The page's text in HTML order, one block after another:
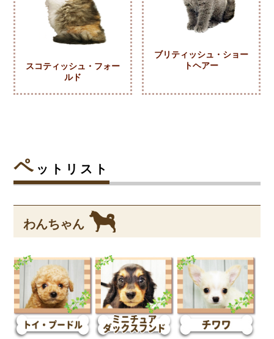
スコティッシュ・フォー
ルド
ブリティッシュ・ショー
トヘアー
ペ ットリスト
わんちゃん